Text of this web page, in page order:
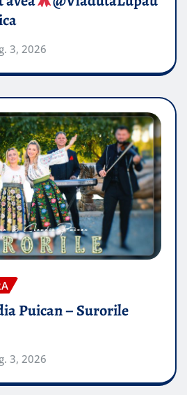
3, 2026
Puican – Surorile
3, 2026